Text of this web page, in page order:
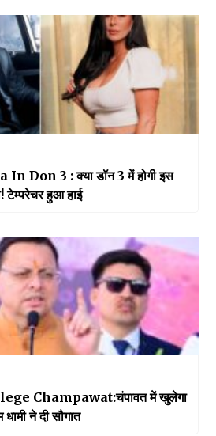
बैठक की।
Don 3 : क्या डॉन 3 में होगी इस
टेम्परेचर हुआ हाई
Champawat:चंपावत में खुलेगा
ने दी सौगात